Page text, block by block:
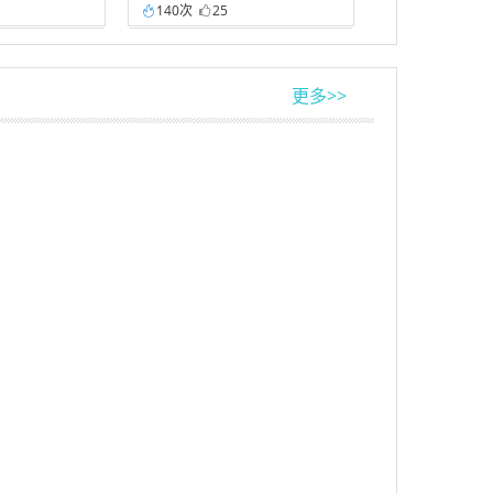
140次
25
更多>>